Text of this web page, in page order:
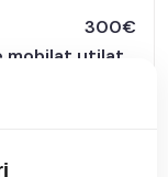
300€
mobilat utilat